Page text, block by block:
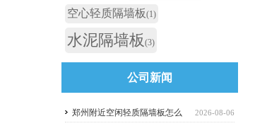
空心轻质隔墙板(1)
水泥隔墙板 (3)
公司新闻
2026-08-06
郑州附近空闲轻质隔墙板怎么